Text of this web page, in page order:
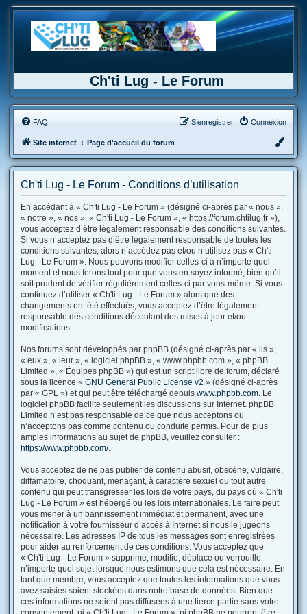
Ch'ti Lug - Le Forum
FAQ Connexion
S’enregistrer
Site internet Page d'accueil du forum
Ch'ti Lug - Le Forum - Conditions d’utilisation
En accédant à « Ch'ti Lug - Le Forum » (désigné ci-après par « nous »,
« notre », « nos », « Ch'ti Lug - Le Forum », « https://forum.chtilug.fr »),
vous acceptez d’être légalement responsable des conditions suivantes.
Si vous n’acceptez pas d’être légalement responsable de toutes les
conditions suivantes, alors n’accédez pas et/ou n’utilisez pas « Ch'ti
Lug - Le Forum ». Nous pouvons modifier celles-ci à n’importe quel
moment et nous ferons tout pour que vous en soyez informé, bien qu’il
soit prudent de vérifier régulièrement celles-ci par vous-même. Si vous
continuez d’utiliser « Ch'ti Lug - Le Forum » alors que des
changements ont été effectués, vous acceptez d’être légalement
responsable des conditions découlant des mises à jour et/ou
modifications.
Nos forums sont développés par phpBB (désigné ci-après par « ils »,
« eux », « leur », « logiciel phpBB », « www.phpbb.com », « phpBB
Limited », « Équipes phpBB ») qui est un script libre de forum, déclaré
sous la licence « GNU General Public License v2 » (désigné ci-après
par « GPL ») et qui peut être téléchargé depuis www.phpbb.com. Le
logiciel phpBB facilite seulement les discussions sur Internet. phpBB
Limited n’est pas responsable de ce que nous acceptons ou
n’acceptons pas comme contenu ou conduite permis. Pour de plus
amples informations au sujet de phpBB, veuillez consulter :
https://www.phpbb.com/.
Vous acceptez de ne pas publier de contenu abusif, obscène, vulgaire,
diffamatoire, choquant, menaçant, à caractère sexuel ou tout autre
contenu qui peut transgresser les lois de votre pays, du pays où « Ch'ti
Lug - Le Forum » est hébergé ou les lois internationales. Le faire peut
vous mener à un bannissement immédiat et permanent, avec une
notification à votre fournisseur d’accès à Internet si nous le jugeons
nécessaire. Les adresses IP de tous les messages sont enregistrées
pour aider au renforcement de ces conditions. Vous acceptez que
« Ch'ti Lug - Le Forum » supprime, modifie, déplace ou verrouille
n’importe quel sujet lorsque nous estimons que cela est nécessaire. En
tant que membre, vous acceptez que toutes les informations que vous
avez saisies soient stockées dans notre base de données. Bien que
ces informations ne soient pas diffusées à une tierce partie sans votre